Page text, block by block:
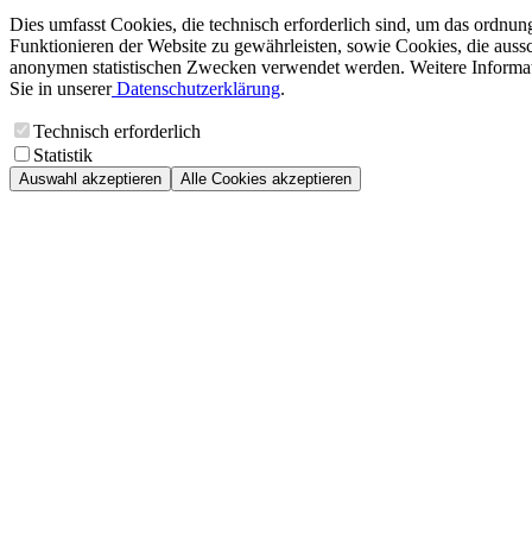
Dies umfasst Cookies, die technisch erforderlich sind, um das
Funktionieren der Website zu gewährleisten, sowie Cookies, die
anonymen statistischen Zwecken verwendet werden. Weitere
Sie in unsererDatenschutzerklärung.
Technisch erforderlich
Statistik
Auswahl akzeptieren Alle Cookies akzeptieren